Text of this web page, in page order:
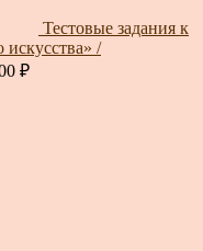
Тестовые задания к
/
₽